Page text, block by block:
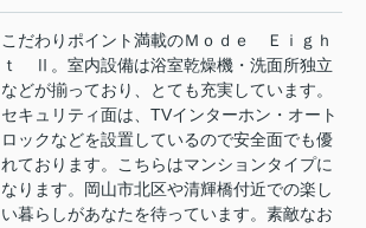
こだわりポイント満載のＭｏｄｅ Ｅｉｇｈ
ｔ Ⅱ。室内設備は浴室乾燥機・洗面所独立
などが揃っており、とても充実しています。
セキュリティ面は、TVインターホン・オート
ロックなどを設置しているので安全面でも優
れております。こちらはマンションタイプに
なります。岡山市北区や清輝橋付近での楽し
い暮らしがあなたを待っています。素敵なお